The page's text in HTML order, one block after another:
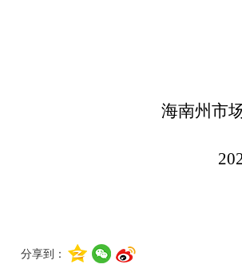
海南州市场监
分享到：